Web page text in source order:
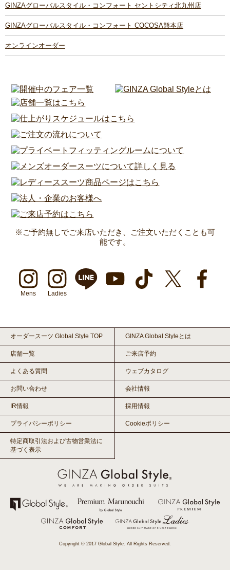
GINZAグローバルスタイル・コンフォート セントシティ北九州店
GINZAグローバルスタイル・コンフォート COCOSA熊本店
オンラインオーダー
※ご予約無しでご来店いただき、ご注文いただくことも可
能です。
Mens Ladies
オーダースーツ Global Style TOP GINZA Global Styleとは
店舗一覧 ご来店予約
よくある質問 ウェブカタログ
お問い合わせ 会社情報
IR情報 採用情報
プライバシーポリシー Cookieポリシー
特定商取引法および古物営業法に
基づく表示
Copyright © 2017 Global Style. All Rights Reserved.